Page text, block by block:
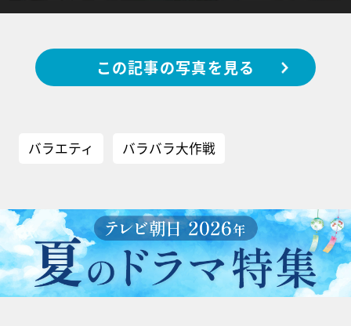
この記事の写真を見る
バラエティ バラバラ大作戦